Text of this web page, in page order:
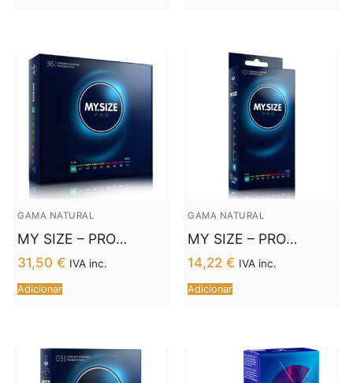
GAMA NATURAL
MY SIZE – PRO
PRESERVATIVOS 45
MM 36 UNIDADES
31,50 € IVA inc.
Adicionar
GAMA NATURAL
MY SIZE – PRO
PRESERVATIVOS 45
MM 10 UNIDADES
14,22 € IVA inc.
Adicionar